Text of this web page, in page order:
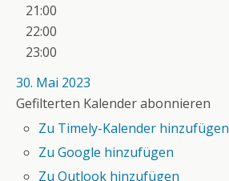
21:00
22:00
23:00
30. Mai 2023
Gefilterten Kalender abonnieren
Zu Timely-Kalender hinzufügen
Zu Google hinzufügen
Zu Outlook hinzufügen